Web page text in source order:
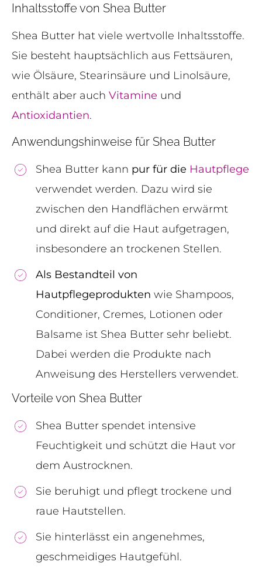
Inhaltsstoffe von Shea Butter
Shea Butter hat viele wertvolle Inhaltsstoffe.
Sie besteht hauptsächlich aus Fettsäuren,
wie Ölsäure, Stearinsäure und Linolsäure,
enthält aber auch Vitamine und
Antioxidantien.
Anwendungshinweise für Shea Butter
Shea Butter kann pur für die Hautpflege
verwendet werden. Dazu wird sie
zwischen den Handflächen erwärmt
und direkt auf die Haut aufgetragen,
insbesondere an trockenen Stellen.
Als Bestandteil von
Hautpflegeprodukten wie Shampoos,
Conditioner, Cremes, Lotionen oder
Balsame ist Shea Butter sehr beliebt.
Dabei werden die Produkte nach
Anweisung des Herstellers verwendet.
Vorteile von Shea Butter
Shea Butter spendet intensive
Feuchtigkeit und schützt die Haut vor
dem Austrocknen.
Sie beruhigt und pflegt trockene und
raue Hautstellen.
Sie hinterlässt ein angenehmes,
geschmeidiges Hautgefühl.